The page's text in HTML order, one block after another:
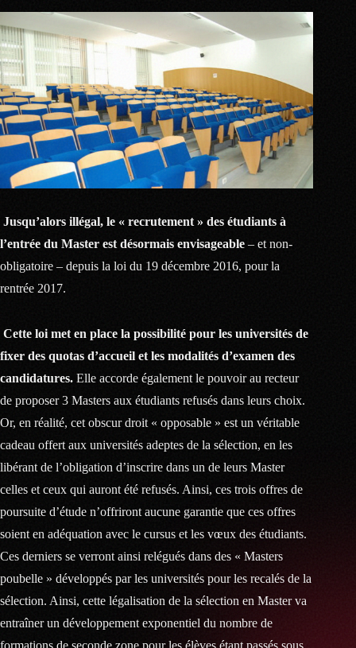
Jusqu’alors illégal, le « recrutement » des étudiants à
l’entrée du Master est désormais envisageable – et non-
obligatoire – depuis la loi du 19 décembre 2016, pour la
rentrée 2017.
Cette loi met en place la possibilité pour les universités de
fixer des quotas d’accueil et les modalités d’examen des
candidatures. Elle accorde également le pouvoir au recteur
de proposer 3 Masters aux étudiants refusés dans leurs choix.
Or, en réalité, cet obscur droit « opposable » est un véritable
cadeau offert aux universités adeptes de la sélection, en les
libérant de l’obligation d’inscrire dans un de leurs Master
celles et ceux qui auront été refusés. Ainsi, ces trois offres de
poursuite d’étude n’offriront aucune garantie que ces offres
soient en adéquation avec le cursus et les vœux des étudiants.
Ces derniers se verront ainsi relégués dans des « Masters
poubelle » développés par les universités pour les recalés de la
sélection. Ainsi, cette légalisation de la sélection en Master va
entraîner un développement exponentiel du nombre de